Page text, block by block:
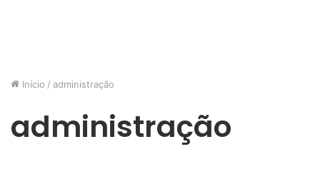
Início / administração
administração